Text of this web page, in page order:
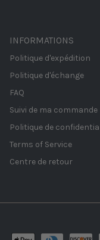
INFORMATIONS
Politique d'expédition
Politique d'échange
FAQ
Suivi de ma commande
Politique de
Terms of Service
Centre de retour